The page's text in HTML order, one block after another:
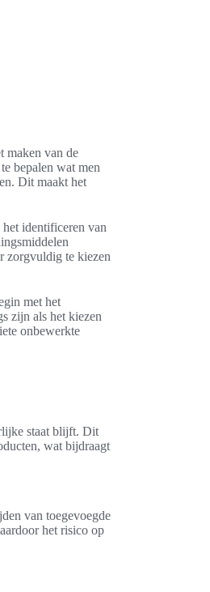
maken van de
bepalen wat men
Dit maakt het
identificeren van
zorgvuldig te kiezen
met het
zijn als het kiezen
onbewerkte
staat blijft. Dit
wat bijdraagt
van toegevoegde
het risico op